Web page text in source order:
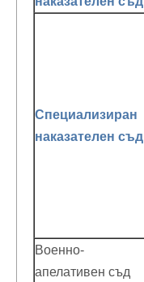
Специализиран
наказателен съд
Военно-
апелативен съд